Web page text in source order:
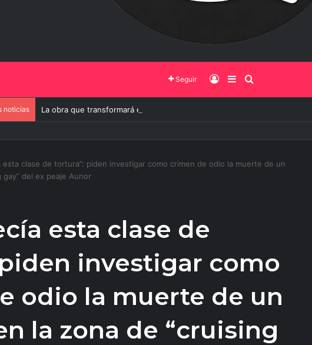
Seguir Iniciar Sesión
Barra Lateral
noticias La obra que transformará el ingreso a Vaqueros entra en su etapa decisiva
esta clase de tortura”: piden investigar como crimen de odio la muerte de un
del ex peaje Aunor
esta clase de
investigar como
odio la muerte de un
la zona de “cruising